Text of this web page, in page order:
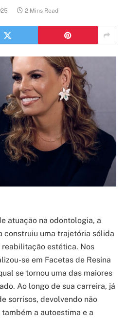
2 Mins Read
atuação na odontologia, a
construiu uma trajetória sólida
estética. Nos
se em Facetas de Resina
se tornou uma das maiores
Ao longo de sua carreira, já
sorrisos, devolvendo não
a autoestima e a